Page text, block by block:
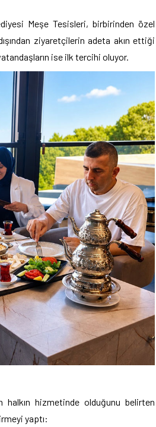
Meşe Tesisleri, birbirinden özel
ziyaretçilerin adeta akın ettiği
ise ilk tercihi oluyor.
halkın hizmetinde olduğunu belirten
yaptı: